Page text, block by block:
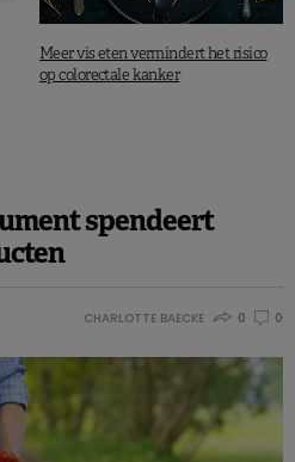
Meer vis eten vermindert het risico
op colorectale kanker
spendeert
CHARLOTTE BAECKE 0 0